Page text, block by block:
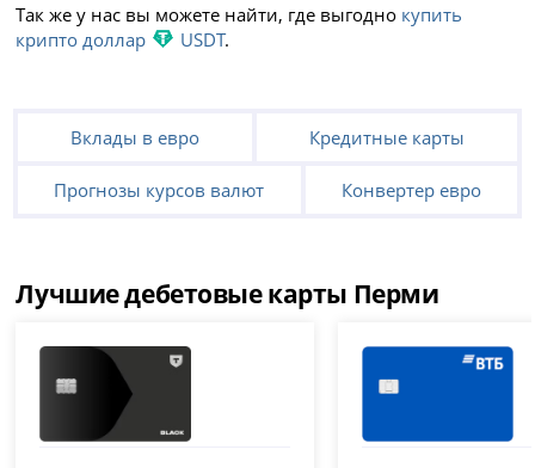
Так же у нас вы можете найти, где выгодно купить
крипто доллар
USDT.
Вклады в евро Кредитные карты
Прогнозы курсов валют Конвертер евро
Лучшие дебетовые карты Перми